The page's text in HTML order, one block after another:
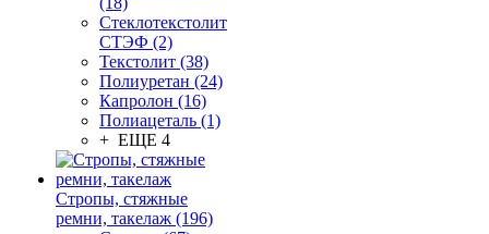
Стеклотекстолит
СТЭФ (2)
Текстолит (38)
Полиуретан (24)
Капролон (16)
Полиацеталь (1)
+ ЕЩЕ 4
Стропы, стяжные
ремни, такелаж (196)